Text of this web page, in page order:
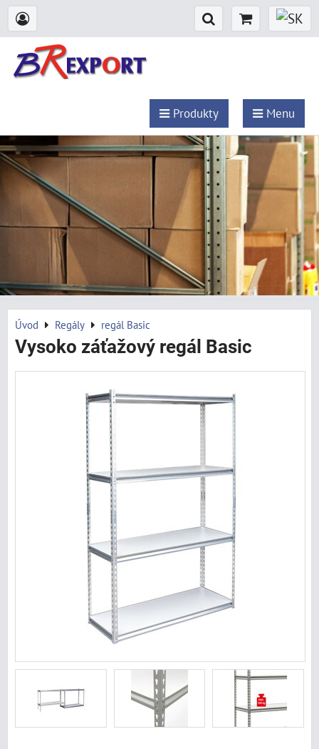
Produkty Menu
Úvod Regály regál Basic
Vysoko záťažový regál Basic